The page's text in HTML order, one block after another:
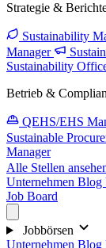
Strategie &
Sustainability
Manager
Sustainability
Betrieb &
QEHS/EHS
Sustainable
Manager
Alle Stellen
Unternehmen Blog
Job Board
Jobbörsen
Unternehmen Blog